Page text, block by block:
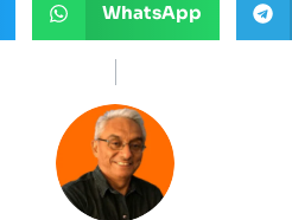
WhatsApp